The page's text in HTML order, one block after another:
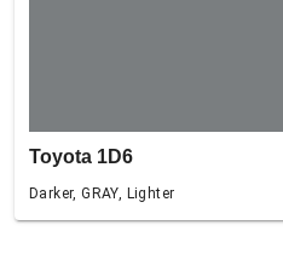
Toyota 1D6
Darker, GRAY, Lighter